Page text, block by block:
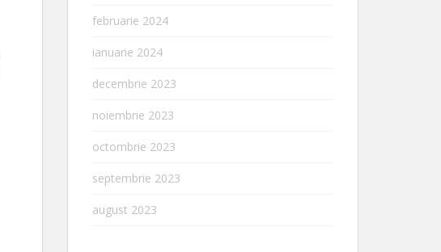
februarie 2024
ianuarie 2024
decembrie 2023
noiembrie 2023
octombrie 2023
septembrie 2023
august 2023